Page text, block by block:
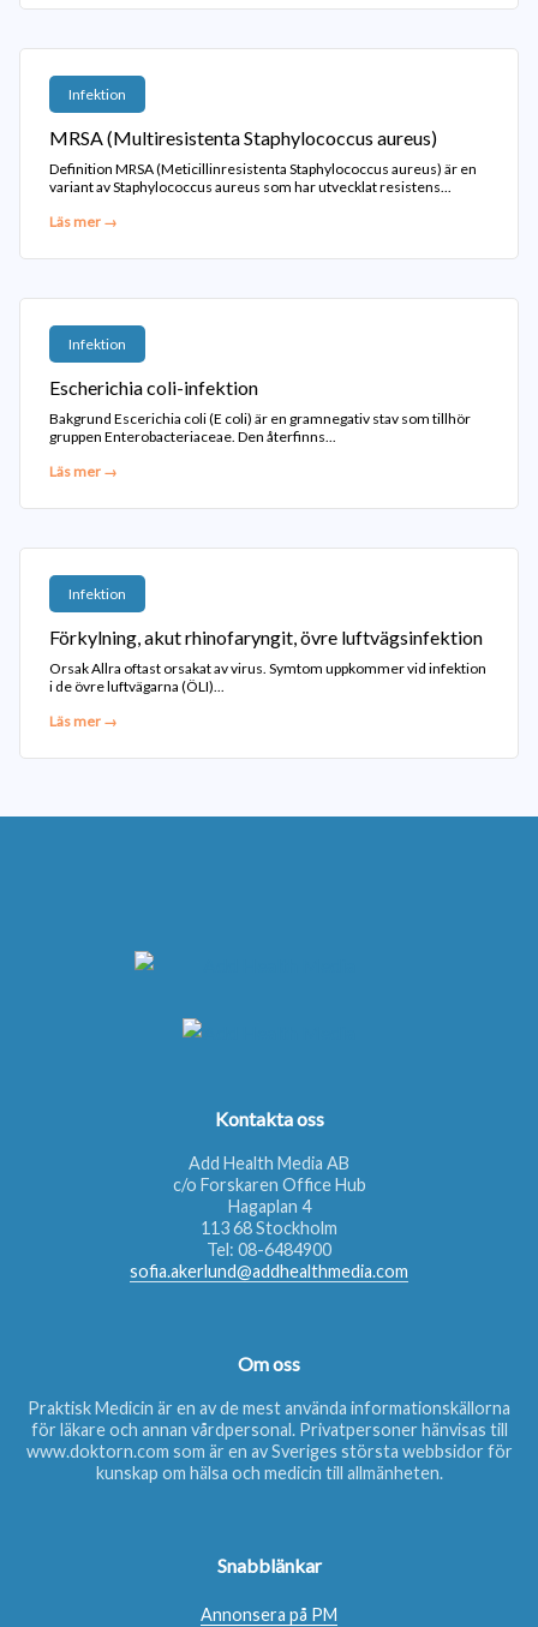
Infektion
MRSA (Multiresistenta Staphylococcus aureus)
Definition MRSA (Meticillinresistenta Staphylococcus aureus) är en
variant av Staphylococcus aureus som har utvecklat resistens...
Läs mer →
Infektion
Escherichia coli-infektion
Bakgrund Escerichia coli (E coli) är en gramnegativ stav som tillhör
gruppen Enterobacteriaceae. Den återfinns...
Läs mer →
Infektion
Förkylning, akut rhinofaryngit, övre luftvägsinfektion
Orsak Allra oftast orsakat av virus. Symtom uppkommer vid infektion
i de övre luftvägarna (ÖLI)...
Läs mer →
Kontakta oss
Add Health Media AB
c/o Forskaren Office Hub
Hagaplan 4
113 68 Stockholm
Tel: 08-6484900
sofia.akerlund@addhealthmedia.com
Om oss
Praktisk Medicin är en av de mest använda informationskällorna
för läkare och annan vårdpersonal. Privatpersoner hänvisas till
www.doktorn.com som är en av Sveriges största webbsidor för
kunskap om hälsa och medicin till allmänheten.
Snabblänkar
Annonsera på PM